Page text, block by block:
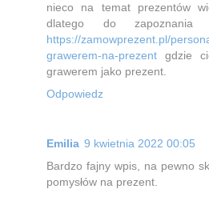
nieco na temat prezentów
dlatego do
https://zamowprezent.pl/
grawerem-na-prezent gdzie
grawerem jako prezent.
Odpowiedz
Emilia 9 kwietnia 2022 00:05
Bardzo fajny wpis, na pewno
pomysłów na prezent.